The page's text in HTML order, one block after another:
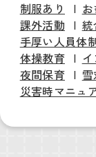
制服あり
課外活動
手厚い人員体
体操教育
夜間保育
災害時マニュ